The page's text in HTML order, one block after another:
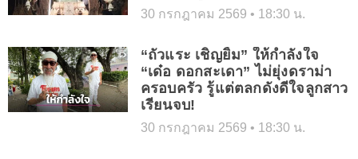
30 กรกฎาคม 2569 18:30 น.
“ถั่วแระ เชิญยิ้ม” ให้กำลังใจ
“เด๋อ ดอกสะเดา” ไม่ยุ่งดราม่า
ครอบครัว รู้แต่ตลกดังดีใจลูกสาว
เรียนจบ!
30 กรกฎาคม 2569 18:30 น.